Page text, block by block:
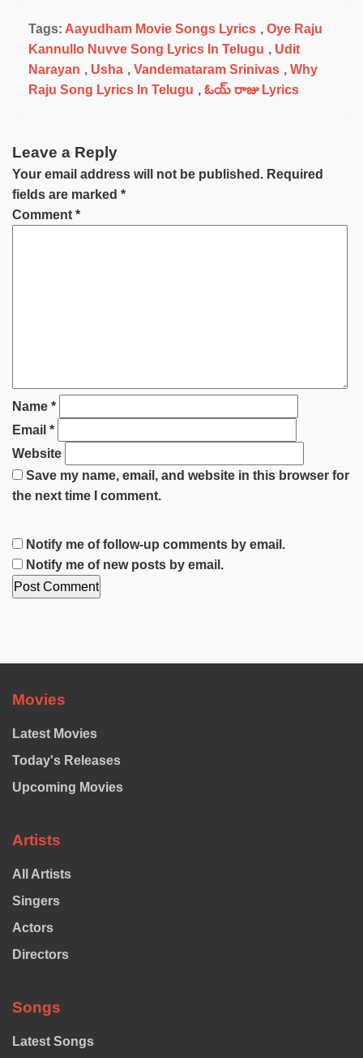
Tags: Aayudham Movie Songs Lyrics , Oye Raju
Kannullo Nuvve Song Lyrics In Telugu , Udit
Narayan , Usha , Vandemataram Srinivas , Why
Raju Song Lyrics In Telugu , ఓయ్ రాజు Lyrics
Leave a Reply
Your email address will not be published. Required
fields are marked *
Comment *
Name *
Email *
Website
Save my name, email, and website in this browser for
the next time I comment.
Notify me of follow-up comments by email.
Notify me of new posts by email.
Movies
Latest Movies
Today's Releases
Upcoming Movies
Artists
All Artists
Singers
Actors
Directors
Songs
Latest Songs